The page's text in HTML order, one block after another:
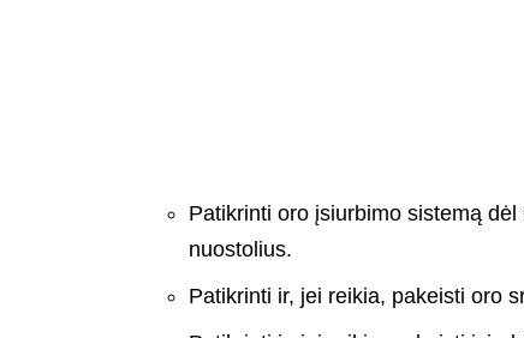
Patikrinti oro įsiurbimo sistemą
nuostolius.
Patikrinti ir, jei reikia, pakeisti oro